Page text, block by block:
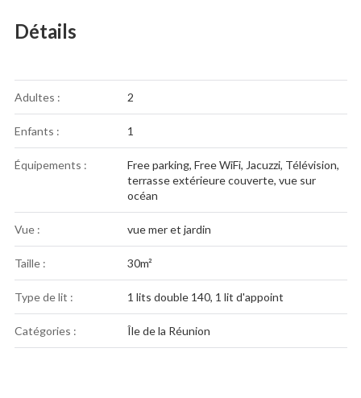
Détails
Adultes : 2
Enfants : 1
Équipements : Free parking, Free WiFi, Jacuzzi, Télévision,
terrasse extérieure couverte, vue sur
océan
Vue : vue mer et jardin
Taille : 30m²
Type de lit : 1 lits double 140, 1 lit d'appoint
Catégories : Île de la Réunion